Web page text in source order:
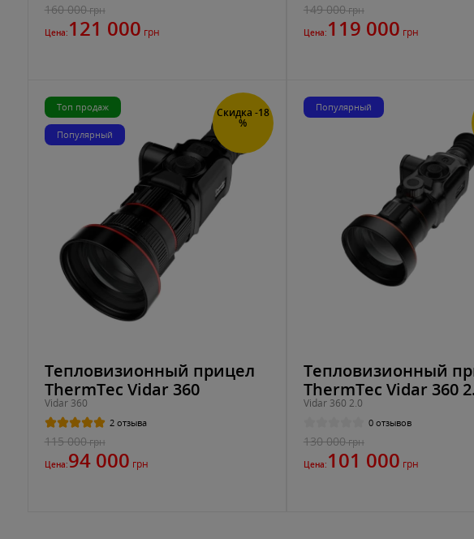
160 000грн
Цена: 121 000 грн
149 000грн
Цена: 119 000 грн
Скидка -18
%
Топ продаж
Популярный
Тепловизионный прицел
ThermTec Vidar 360
Vidar 360
2 отзыва
115 000грн
Цена:94 000 грн
Популярный
Тепловизионный
ThermTec Vidar 360
Vidar 360 2.0
0 отзывов
130 000грн
Цена: 101 000 грн